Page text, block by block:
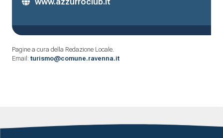
Pagine a cura della Redazione Locale.
Email: turismo@comune.ravenna.it